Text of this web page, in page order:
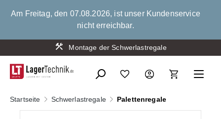
springen
Am Freitag, den 07.08.2026, ist unser Kundenservice
nicht erreichbar.
Montage der Schwerlastregale
Startseite Schwerlastregale Palettenregale